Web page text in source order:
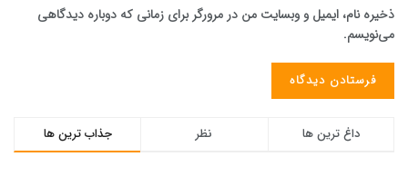
ذخیره نام، ایمیل و وبسایت من در مرورگر برای زمانی که دوباره دیدگاهی
می‌نویسم.
جذاب ترین ها نظر داغ ترین ها